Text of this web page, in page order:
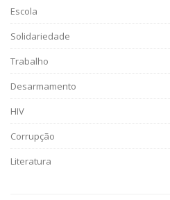
Escola
Solidariedade
Trabalho
Desarmamento
HIV
Corrupção
Literatura